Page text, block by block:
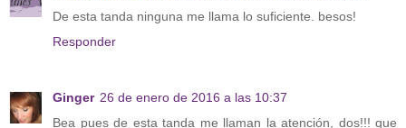
De esta tanda ninguna me llama lo suficiente. besos!
Responder
Ginger 26 de enero de 2016 a las 10:37
Bea pues de esta tanda me llaman la atención, dos!!! que